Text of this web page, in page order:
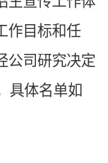
作目标和任
公司研究决定
具体名单如